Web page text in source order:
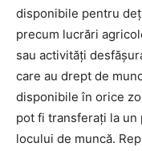
disponibile pentru
precum lucrări
sau activități
care au drept de
disponibile în orice
pot fi transferați la
locului de muncă.